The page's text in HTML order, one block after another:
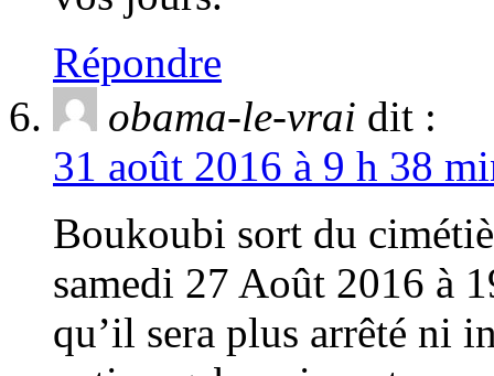
Répondre
obama-le-vrai dit :
31 août 2016 à 9 h 38
Boukoubi sort du
samedi 27 Août 2016 à
qu’il sera plus arrêté ni